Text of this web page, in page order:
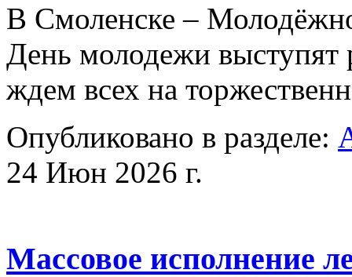
В Смоленске –
День молодежи выступят
ждем всех на
Опубликовано в разделе:
24 Июн 2026 г.
Массовое исполнение